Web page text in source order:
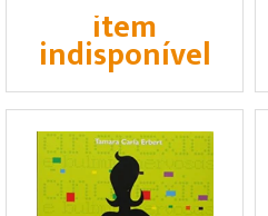
item
indisponível